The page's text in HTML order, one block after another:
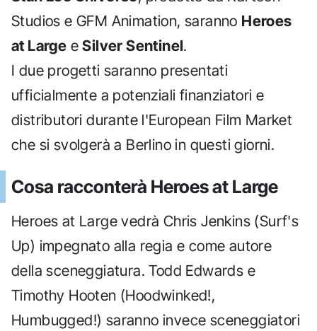
Studios e GFM Animation, saranno Heroes
at Large eSilver Sentinel.
I due progetti saranno presentati
ufficialmente a potenziali finanziatori e
distributori durante l'European Film Market
che si svolgerà a Berlino in questi giorni.
Cosa racconterà Heroes at Large
Heroes at Large vedrà Chris Jenkins (Surf's
Up) impegnato alla regia e come autore
della sceneggiatura. Todd Edwards e
Timothy Hooten (Hoodwinked!,
Humbugged!) saranno invece sceneggiatori